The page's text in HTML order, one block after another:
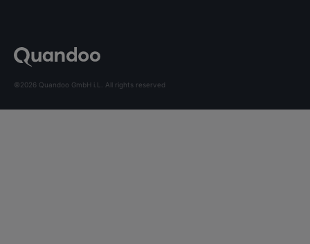
©2026 Quandoo GmbH i.L. All rights reserved